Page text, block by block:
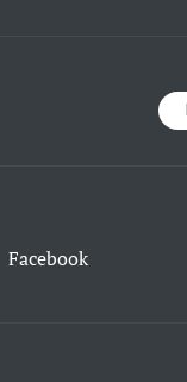
Facebook